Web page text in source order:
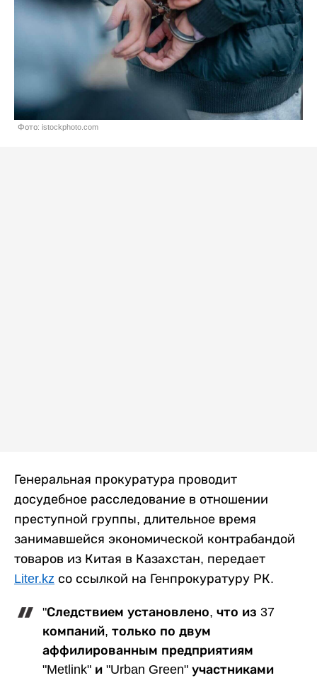
Фото: istockphoto.com
Генеральная прокуратура проводит
досудебное расследование в отношении
преступной группы, длительное время
занимавшейся экономической контрабандой
товаров из Китая в Казахстан, передает
Liter.kz со ссылкой на Генпрокуратуру РК.
"Следствием установлено, что из 37
компаний, только по двум
аффилированным предприятиям
"Metlink" и "Urban Green" участниками